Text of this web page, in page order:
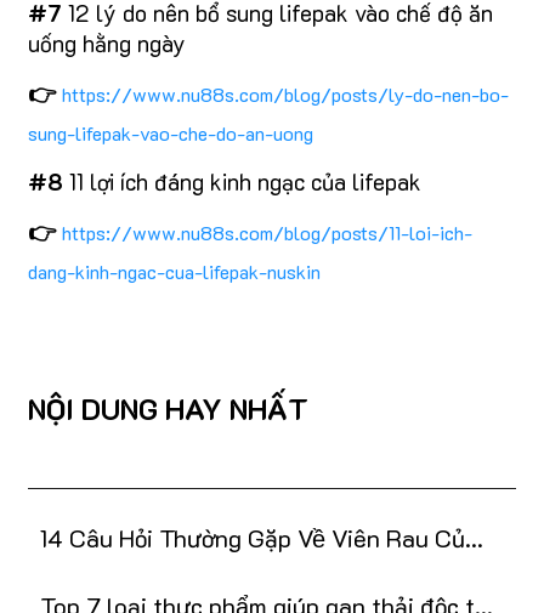
#7 12 lý do nên bổ sung lifepak vào chế độ ăn
uống hằng ngày
👉https://www.nu88s.com/blog/posts/ly-do-nen-bo-
sung-lifepak-vao-che-do-an-uong
#8 11 lợi ích đáng kinh ngạc của lifepak
👉https://www.nu88s.com/blog/posts/11-loi-ich-
dang-kinh-ngac-cua-lifepak-nuskin
NỘI DUNG HAY NHẤT
14 Câu Hỏi Thường Gặp Về Viên Rau Củ
Top 7 loại thực phẩm giúp gan thải độc tự